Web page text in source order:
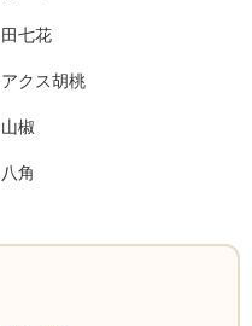
田七花
アクス胡桃
山椒
八角